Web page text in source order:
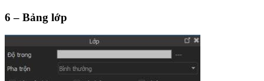
6 – Bảng lớp